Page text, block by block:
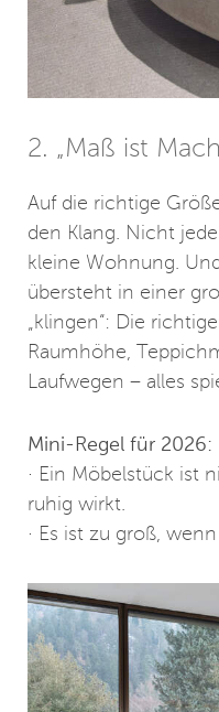
2. „Maß ist
Auf die richtige
den Klang. Nicht
kleine Wohnung.
übersteht in einer
„klingen“: Die
Raumhöhe,
Laufwegen – alles
Mini-Regel für 2026:
· Ein Möbelstück ist
ruhig wirkt.
· Es ist zu groß,